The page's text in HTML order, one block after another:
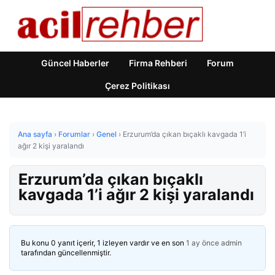
Güncel Haberler Firma Rehberi Forum
Çerez Politikası
Ana sayfa › Forumlar › Genel › Erzurum’da çıkan bıçaklı kavgada 1’i
ağır 2 kişi yaralandı
Erzurum’da çıkan bıçaklı
kavgada 1’i ağır 2 kişi yaralandı
Bu konu 0 yanıt içerir, 1 izleyen vardır ve en son 1 ay önce admin
tarafından güncellenmiştir.